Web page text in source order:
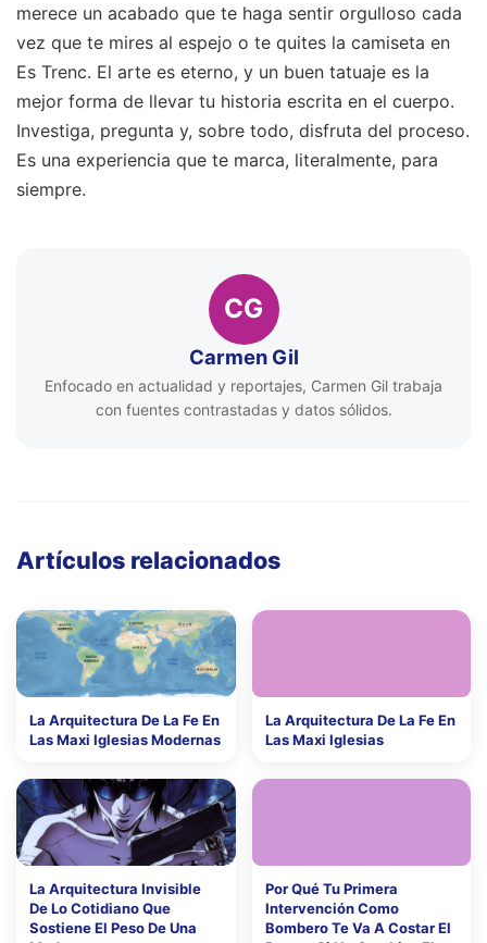
merece un acabado que te haga sentir orgulloso cada
vez que te mires al espejo o te quites la camiseta en
Es Trenc. El arte es eterno, y un buen tatuaje es la
mejor forma de llevar tu historia escrita en el cuerpo.
Investiga, pregunta y, sobre todo, disfruta del proceso.
Es una experiencia que te marca, literalmente, para
siempre.
CG
Carmen Gil
Enfocado en actualidad y reportajes, Carmen Gil trabaja
con fuentes contrastadas y datos sólidos.
Artículos relacionados
La Arquitectura De La Fe En
Las Maxi Iglesias Modernas
La Arquitectura De La Fe En
Las Maxi Iglesias
La Arquitectura Invisible
De Lo Cotidiano Que
Sostiene El Peso De Una
Por Qué Tu Primera
Intervención Como
Bombero Te Va A Costar El